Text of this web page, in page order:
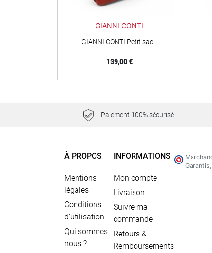
Rouge
GIANNI CONTI
GIANNI CONTI Petit sac...
Prix
139,00 €
Paiement 100% sécurisé
À PROPOS
Mentions
légales
Conditions
d'utilisation
Qui sommes
nous ?
INFORMATIONS
Mon compte
Livraison
Suivre ma
commande
Retours &
Remboursements
Garantis,